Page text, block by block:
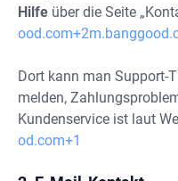
Hilfe über die Seite
Dort kann man Support-
melden,
Kundenservice ist laut
od.com+1